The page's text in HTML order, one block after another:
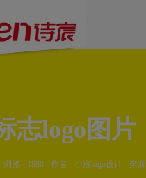
志logo图片
浏览 1980 作者 小宸logo设计 来源